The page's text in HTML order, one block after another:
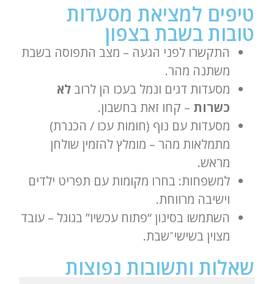
טיפים למציאת מסעדות
טובות בשבת בצפון
התקשרו לפני הגעה – מצב התפוסה בשבת
משתנה מהר.
מסעדות דגים ונמל בעכו הן לרובלא
כשרות – קחו זאת בחשבון.
מסעדות עם נוף (חומות עכו / הכנרת)
מתמלאות מהר – מומלץ להזמין שולחן
מראש.
למשפחות: בחרו מקומות עם תפריט ילדים
וישיבה מרווחת.
השתמשו בסינון “פתוח עכשיו” בגוגל – עובד
מצוין בשישי־שבת.
שאלות ותשובות נפוצות